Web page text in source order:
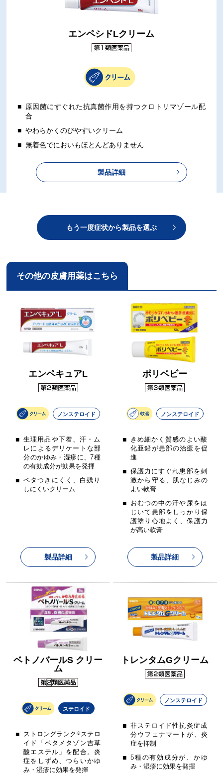
エンペシドLクリーム
原因菌にすぐれた抗真菌作用を持つクロトリマゾール配
合
やわらかくのびやすいクリーム
無着色でにおいもほとんどありません
製品詳細
もう一度症状から製品を選ぶ
その他の皮膚用薬はこちら
エンペキュアL
ノンステロイド
生理用品や下着、汗・ム
レによるデリケートな部
分のかゆみ・湿疹に、7種
の有効成分が効果を発揮
ベタつきにくく、白残り
しにくいクリーム
製品詳細
ポリベビー
ノンステロイド
きめ細かく質感のよい酸
化亜鉛が患部の治癒を促
進
保護力にすぐれ患部を刺
激から守る、肌なじみの
よい軟膏
おむつの中の汗や尿をは
じいて患部をしっかり保
護塗り心地よく、保護力
が高い軟膏
製品詳細
ベトノバールS クリー
ム
ステロイド
ストロングランク ※ステロ
イド「ベタメタゾン吉草
酸エステル」を配合。炎
症をしずめ、つらいかゆ
み・湿疹に効果を発揮
トレンタムGクリーム
ノンステロイド
非ステロイド性抗炎症成
分ウフェナマートが、炎
症を抑制
5種の有効成分が、かゆ
み・湿疹に効果を発揮